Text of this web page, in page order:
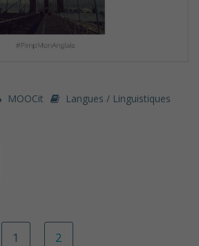
MOOCit Langues / Linguistiques
1 2